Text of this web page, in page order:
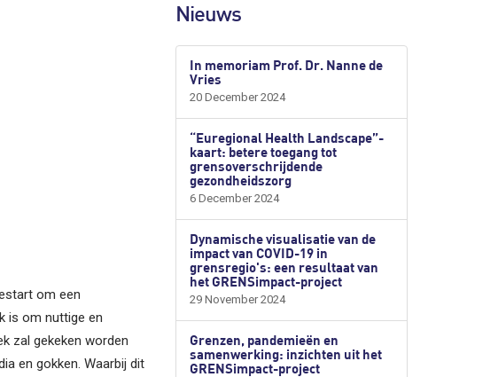
om een
is om nuttige en
zal gekeken worden
en gokken. Waarbij dit
Nieuws
In memoriam Prof. Dr. Nanne de
Vries
20 December 2024
“Euregional Health Landscape”-
kaart: betere toegang tot
grensoverschrijdende
gezondheidszorg
6 December 2024
Dynamische visualisatie van de
impact van COVID-19 in
grensregio's: een resultaat van
het GRENSimpact-project
29 November 2024
Grenzen, pandemieën en
samenwerking: inzichten uit het
GRENSimpact-project